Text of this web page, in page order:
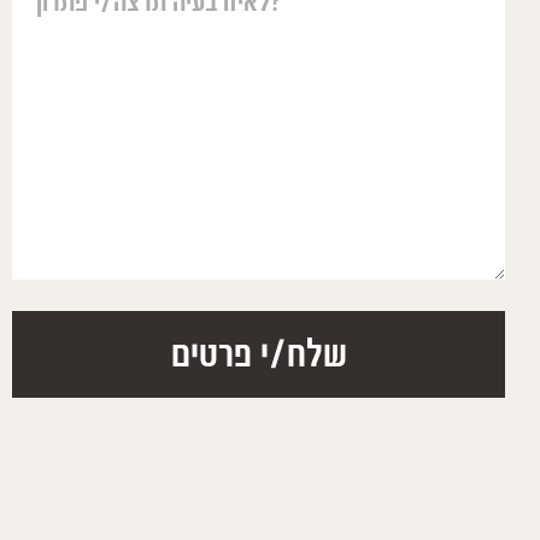
יאיר עזר לנו
להבין ואני
נתנאל ג'